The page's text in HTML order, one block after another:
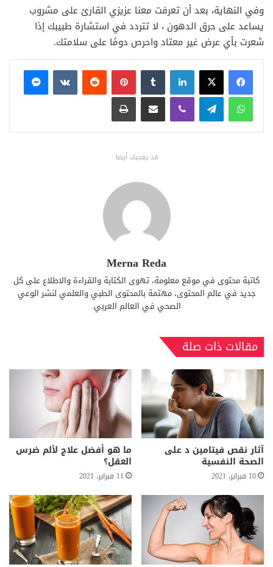
وفي النهاية، بعد أن تعرفت معنا عزيزي القارئ على مشروب
يساعد على حرق الدهون ، لا تتردد في استشارة طبيبك إذا
شعرت بأي عرض غير معتاد واحرص دومًا على سلامتك.
فيسبوكX لينكدإن بينتيريست
ماسنجر
واتساب تيلقرام ڤايبر مشاركة عبر البريد طباعة
قد يعجبك أيضا
Merna Reda
كاتبة محتوى في موقع معلومة، تهوى الكتابة والقراءة والاطلاع على كل
جديد في عالم المحتوى، مهتمة بالمحتوى الطبي والعلمي لنشر الوعي
الصحي في العالم العربي.
مقالات ذات صلة
آثار نقص فيتامين د على
الصحة النفسية
10 فبراير، 2021
ما هو أفضل علاج لألم ضرس
العقل؟
11 فبراير، 2021